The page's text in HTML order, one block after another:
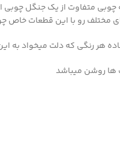
متفاوت از یک جنگل چوبی
رو با این قطعات خاص
هر رنگی که دلت میخواد به
ها روشن میباشد